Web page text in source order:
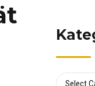
Select